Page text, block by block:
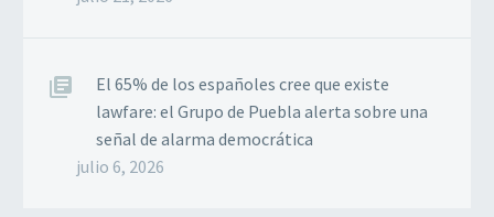
El 65% de los españoles cree que existe
lawfare: el Grupo de Puebla alerta sobre una
señal de alarma democrática
julio 6, 2026